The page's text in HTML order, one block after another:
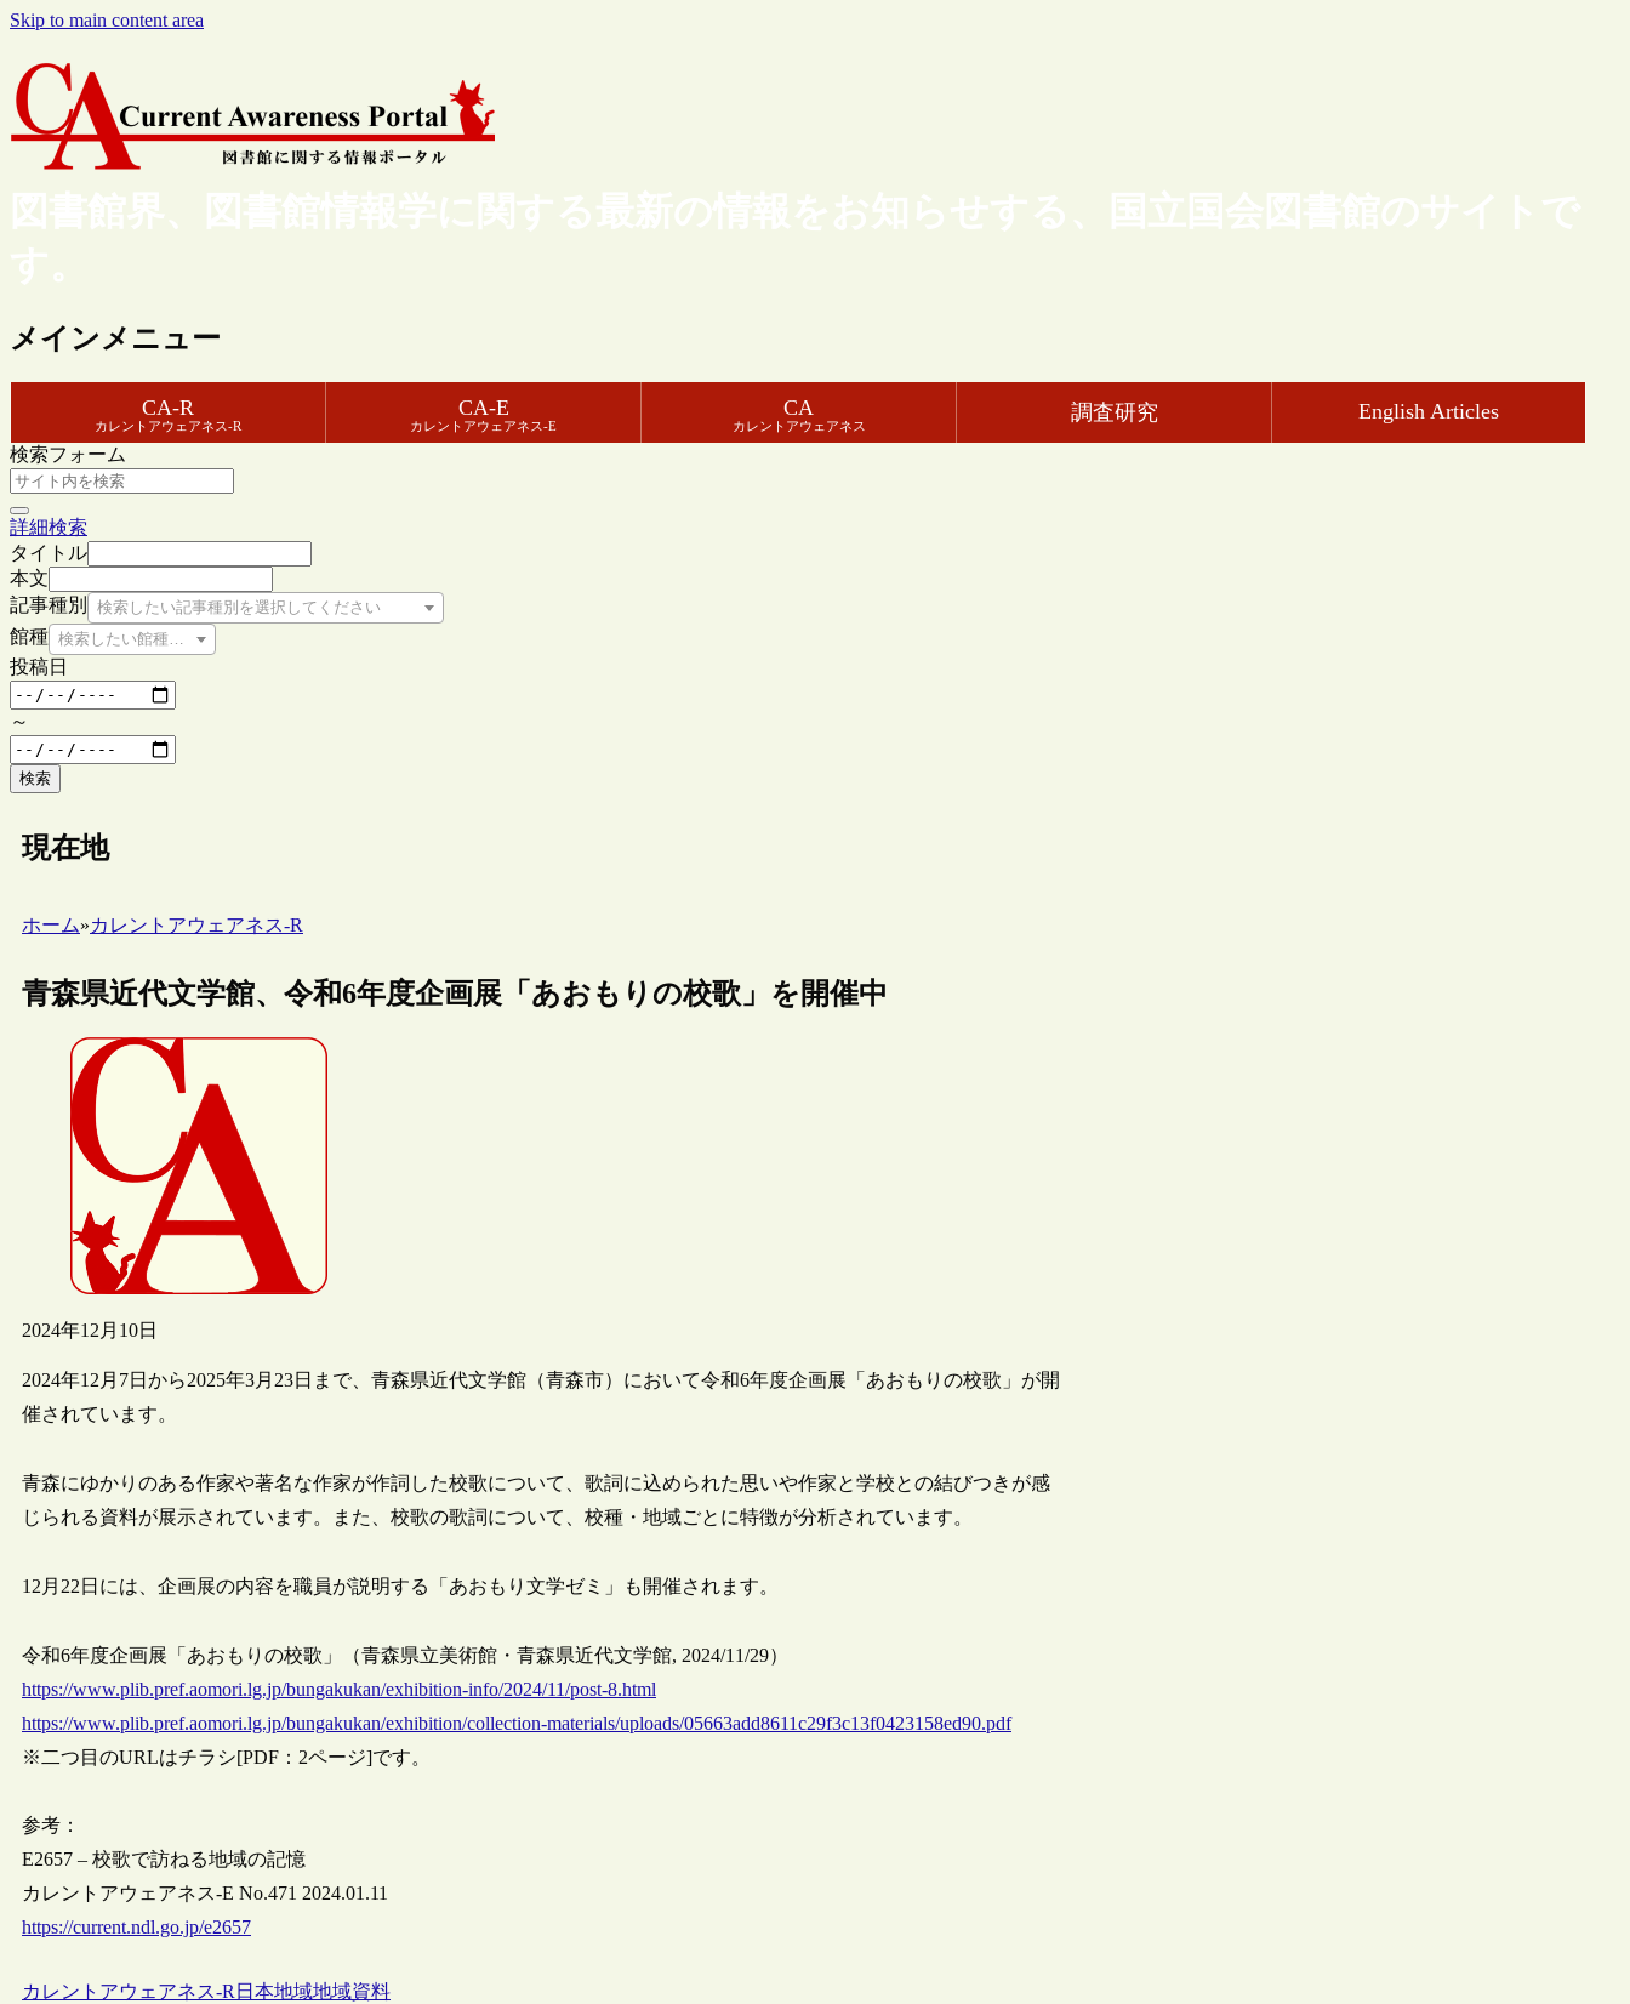
Skip to main content area
図書館界、図書館情報学に関する最新の情報をお知らせする、国立国会図書館のサイトで
す。
メインメニュー
CA-R
カレントアウェアネス-R
CA-E
カレントアウェアネス-E
CA
カレントアウェアネス
調査研究 English Articles
検索フォーム
詳細検索
タイトル
本文
記事種別
検索したい記事種別を選択してください
館種 検索したい館種を選択してください
投稿日
～
検索
現在地
ホーム»カレントアウェアネス-R
青森県近代文学館、令和6年度企画展「あおもりの校歌」を開催中
2024年12月10日
2024年12月7日から2025年3月23日まで、青森県近代文学館（青森市）において令和6年度企画展「あおもりの校歌」が開
催されています。
青森にゆかりのある作家や著名な作家が作詞した校歌について、歌詞に込められた思いや作家と学校との結びつきが感
じられる資料が展示されています。また、校歌の歌詞について、校種・地域ごとに特徴が分析されています。
12月22日には、企画展の内容を職員が説明する「あおもり文学ゼミ」も開催されます。
令和6年度企画展「あおもりの校歌」（青森県立美術館・青森県近代文学館, 2024/11/29）
https://www.plib.pref.aomori.lg.jp/bungakukan/exhibition-info/2024/11/post-8.html
https://www.plib.pref.aomori.lg.jp/bungakukan/exhibition/collection-materials/uploads/05663add8611c29f3c13f0423158ed90.pdf
※二つ目のURLはチラシ[PDF：2ページ]です。
参考：
E2657 – 校歌で訪ねる地域の記憶
カレントアウェアネス-E No.471 2024.01.11
https://current.ndl.go.jp/e2657
カレントアウェアネス-R 日本地域地域資料